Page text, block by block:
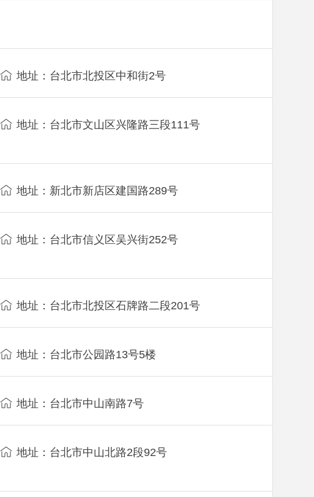
地址：台北市北投区中和街2号
地址：台北市文山区兴隆路三段111号
地址：新北市新店区建国路289号
地址：台北市信义区吴兴街252号
地址：台北市北投区石牌路二段201号
地址：台北市公园路13号5楼
地址：台北市中山南路7号
地址：台北市中山北路2段92号